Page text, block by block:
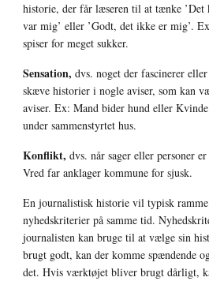
historie, der får læseren til at tænke ’Det
var mig’ eller ’Godt, det ikke er mig’.
spiser for meget sukker.
Sensation, dvs. noget der fascinerer
skæve historier i nogle aviser, som kan
aviser. Ex: Mand bider hund eller
under sammenstyrtet hus.
Konflikt, dvs. når sager eller personer
Vred far anklager kommune for sjusk.
En journalistisk historie vil typisk
nyhedskriterier på samme tid.
journalisten kan bruge til at vælge sin
brugt godt, kan der komme spændende
det. Hvis værktøjet bliver brugt dårligt,